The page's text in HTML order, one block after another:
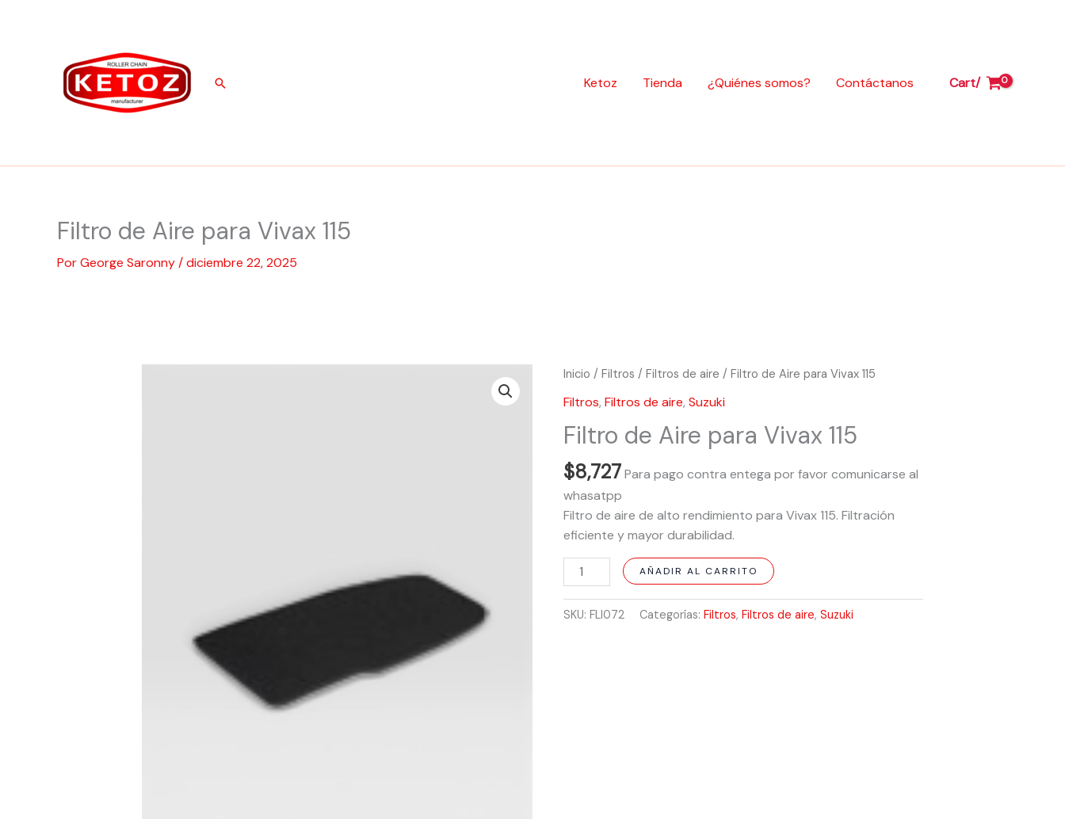
Buscar Ketoz Tienda ¿Quiénes somos? Contáctanos Cart/
Filtro de Aire para Vivax 115
PorGeorge Saronny/diciembre 22, 2025
Inicio /Filtros /Filtros de aire / Filtro de Aire para Vivax 115
Filtros,Filtros de aire,Suzuki
Filtro de Aire para Vivax 115
$8,727 Para pago contra entega por favor comunicarse al
whasatpp
Filtro de aire de alto rendimiento para Vivax 115. Filtración
eficiente y mayor durabilidad.
Filtro
de
para
115
cantidad
AÑADIR AL CARRITO
SKU:FLI072 Categorías:Filtros,Filtros de aire,Suzuki